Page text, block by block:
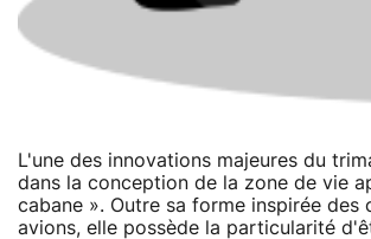
L'une des innovations majeures du
dans la conception de la zone de vie
cabane ». Outre sa forme inspirée des
avions, elle possède la particularité